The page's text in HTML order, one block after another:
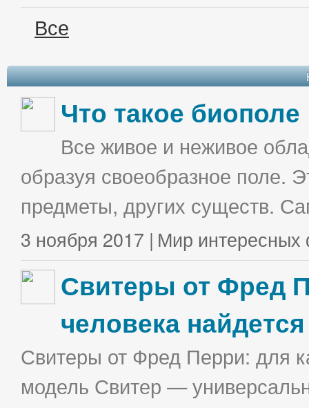
Все
Что такое биополе
Все живое и неживое
образуя своеобразное поле.
предметы, других существ.
3 ноября 2017 | Мир интересных
Свитеры от Фред
человека
Свитеры от Фред Перри: для
модель Свитер —